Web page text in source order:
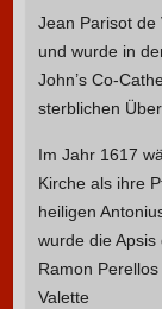
Jean Parisot de
und wurde in
John’s Co-
sterblichen
Im Jahr 1617
Kirche als ihre
heiligen
wurde die
Ramon
Valette